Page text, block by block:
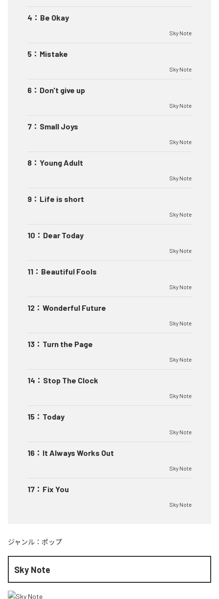
4 ： Be Okay
Sky Note
5 ： Mistake
Sky Note
6 ： Don't give up
Sky Note
7 ： Small Joys
Sky Note
8 ： Young Adult
Sky Note
9 ： Life is short
Sky Note
10 ： Dear Today
Sky Note
11 ： Beautiful Fools
Sky Note
12 ： Wonderful Future
Sky Note
13 ： Turn the Page
Sky Note
14 ： Stop The Clock
Sky Note
15 ： Today
Sky Note
16 ： It Always Works Out
Sky Note
17 ： Fix You
Sky Note
ジャンル： ポップ
Sky Note